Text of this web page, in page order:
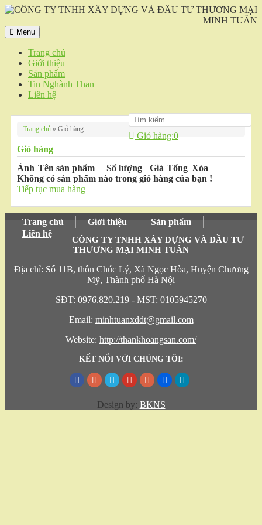
Menu
Trang chủ
Giới thiệu
Sản phẩm
Tin Nghành Than
Liên hệ
Giỏ hàng:0
Trang chủ » Giỏ hàng
Giỏ hàng
Ảnh Tên sản phẩm Số lượng Giá Tổng Xóa
Không có sản phẩm nào trong giỏ hàng của bạn !
Tiếp tục mua hàng
Trang chủ Giới thiệu
Sản phẩm
Liên hệ
CÔNG TY TNHH XÂY DỰNG VÀ ĐẦU TƯ
THƯƠNG MẠI MINH TUÂN
Địa chỉ: Số 11B, thôn Chúc Lý, Xã Ngọc Hòa, Huyện Chương
Mỹ, Thành phố Hà Nội
SĐT: 0976.820.219 - MST: 0105945270
Email: minhtuanxddt@gmail.com
Website: http://thankhoangsan.com/
KẾT NỐI VỚI CHÚNG TÔI:
Design by: BKNS